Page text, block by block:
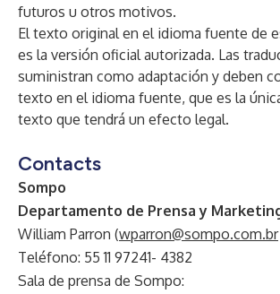
futuros u otros motivos.
El texto original en el idioma fuente de
es la versión oficial autorizada. Las
suministran como adaptación y deben
texto en el idioma fuente, que es la
texto que tendrá un efecto legal.
Contacts
Sompo
Departamento de Prensa y
William Parron (wparron@sompo.com.br
Teléfono: 55 11 97241- 4382
Sala de prensa de Sompo: